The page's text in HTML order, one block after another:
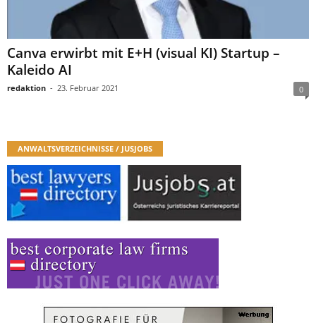
Canva erwirbt mit E+H (visual KI) Startup –
Kaleido AI
redaktion - 23. Februar 2021 0
ANWALTSVERZEICHNISSE / JUSJOBS